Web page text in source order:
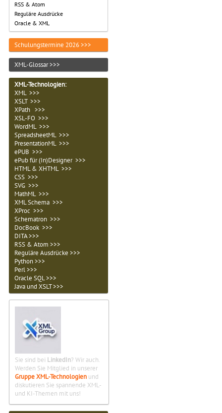
RSS & Atom
Reguläre Ausdrücke
Oracle & XML
Schulungstermine 2026 >>>
XML-Glossar >>>
XML-Technologien:
XML >>>
XSLT >>>
XPath >>>
XSL-FO >>>
WordML >>>
SpreadsheetML >>>
PresentationML >>>
ePUB >>>
ePub für (In)Designer >>>
HTML & XHTML >>>
CSS >>>
SVG >>>
MathML >>>
XML Schema >>>
XProc >>>
Schematron >>>
DocBook >>>
DITA >>>
RSS & Atom >>>
Reguläre Ausdrücke >>>
Python >>>
Perl >>>
Oracle SQL >>>
Java und XSLT >>>
Sie sind bei LinkedIn? Wir auch.
Werden Sie Mitglied in unserer
Gruppe XML-Technologien und
diskutieren Sie spannende XML-
und KI-Themen mit uns!